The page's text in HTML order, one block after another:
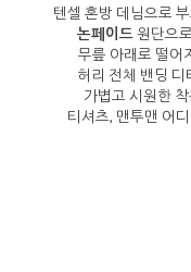
텐셀 혼방 데님으로
논페이드원단으
무릎 아래로 떨어
허리 전체 밴딩
가볍고 시원한
티셔츠, 맨투맨 어